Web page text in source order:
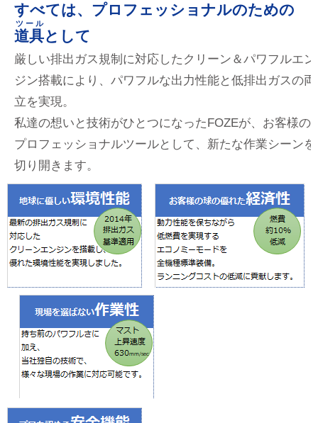
すべては、プロフェッショナルのための
道具
ツール
として
厳しい排出ガス規制に対応したクリーン＆パワフルエン
ジン搭載により、パワフルな出力性能と低排出ガスの両
立を実現。
私達の想いと技術がひとつになったFOZEが、お客様の
プロフェッショナルツールとして、新たな作業シーンを
切り開きます。